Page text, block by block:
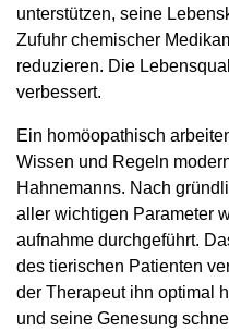
unterstützen, seine
Zufuhr chemischer
reduzieren. Die
verbessert.
Ein homöopathisch
Wissen und Regeln
Hahnemanns. Nach
aller wichtigen Parameter
aufnahme durchgeführt.
des tierischen Patienten
der Therapeut ihn optimal
und seine Genesung